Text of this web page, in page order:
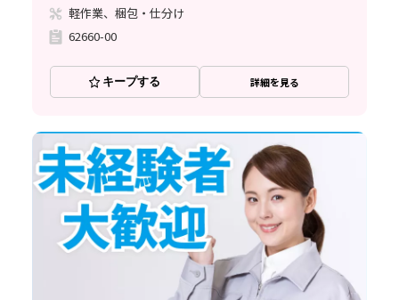
軽作業、梱包・仕分け
62660-00
キープする 詳細を見る